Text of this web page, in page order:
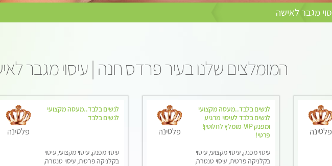
המומלצים שלנו בעיר פרדס חנה | עיסוי מגבר
פלטינה
לנשים בלבד..מעסה מקצועי
לנשים בלבד לעיסוי מרגיע
ומפנק VIP-מומלץ לחלוטין!
פרטי! ​​​​​​
עיסוי מפנק, עיסוי מקצועי, עיסוי
בקלניקה פרטית, עיסוי טנטרה,
פלטינה
לנשים בלבד..מעסה מקצועי
לנשים בלבד
עיסוי מפנק, עיסוי מקצועי, עיסוי
בקלניקה פרטית, עיסוי טנטרה,
פלטינה